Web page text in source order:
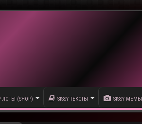
ЛОТЫ (SHOP) SISSY-ТЕКСТЫ SISSY-МЕМЫ